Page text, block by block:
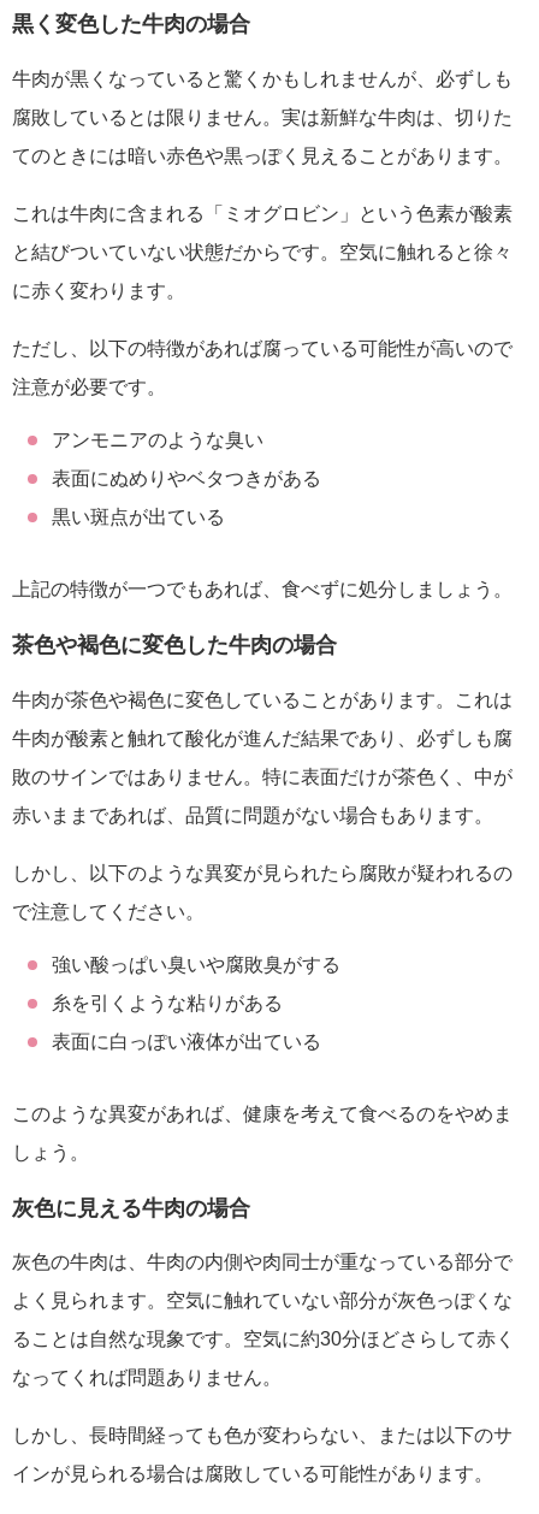
黒く変色した牛肉の場合
牛肉が黒くなっていると驚くかもしれませんが、必ずしも
腐敗しているとは限りません。実は新鮮な牛肉は、切りた
てのときには暗い赤色や黒っぽく見えることがあります。
これは牛肉に含まれる「ミオグロビン」という色素が酸素
と結びついていない状態だからです。空気に触れると徐々
に赤く変わります。
ただし、以下の特徴があれば腐っている可能性が高いので
注意が必要です。
アンモニアのような臭い
表面にぬめりやベタつきがある
黒い斑点が出ている
上記の特徴が一つでもあれば、食べずに処分しましょう。
茶色や褐色に変色した牛肉の場合
牛肉が茶色や褐色に変色していることがあります。これは
牛肉が酸素と触れて酸化が進んだ結果であり、必ずしも腐
敗のサインではありません。特に表面だけが茶色く、中が
赤いままであれば、品質に問題がない場合もあります。
しかし、以下のような異変が見られたら腐敗が疑われるの
で注意してください。
強い酸っぱい臭いや腐敗臭がする
糸を引くような粘りがある
表面に白っぽい液体が出ている
このような異変があれば、健康を考えて食べるのをやめま
しょう。
灰色に見える牛肉の場合
灰色の牛肉は、牛肉の内側や肉同士が重なっている部分で
よく見られます。空気に触れていない部分が灰色っぽくな
ることは自然な現象です。空気に約30分ほどさらして赤く
なってくれば問題ありません。
しかし、長時間経っても色が変わらない、または以下のサ
インが見られる場合は腐敗している可能性があります。